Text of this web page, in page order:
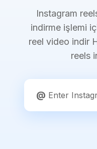
Instagram
indirme işlemi
reel video indir
reels
@